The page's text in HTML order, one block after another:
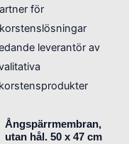
Ångspärrmembran,
utan hål. 50 x 47 cm